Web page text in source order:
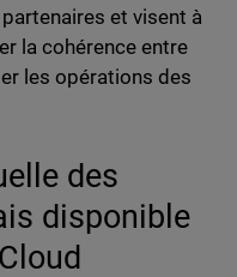
et visent à
la cohérence entre
les opérations des
des
disponible